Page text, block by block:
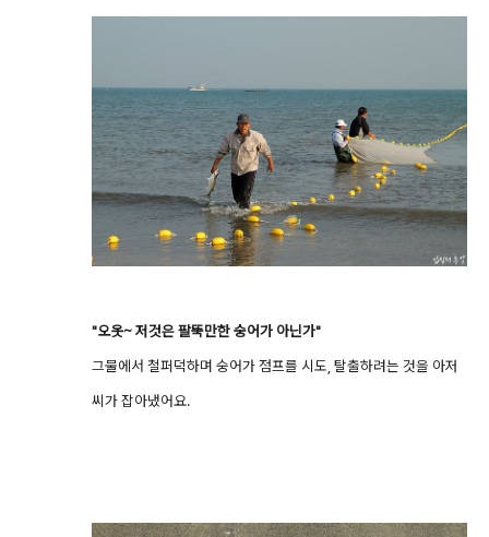
"오옷~ 저것은 팔뚝만한 숭어가 아닌가"
그물에서 철퍼덕하며 숭어가 점프를 시도, 탈출하려는 것을 아저
씨가 잡아냈어요.